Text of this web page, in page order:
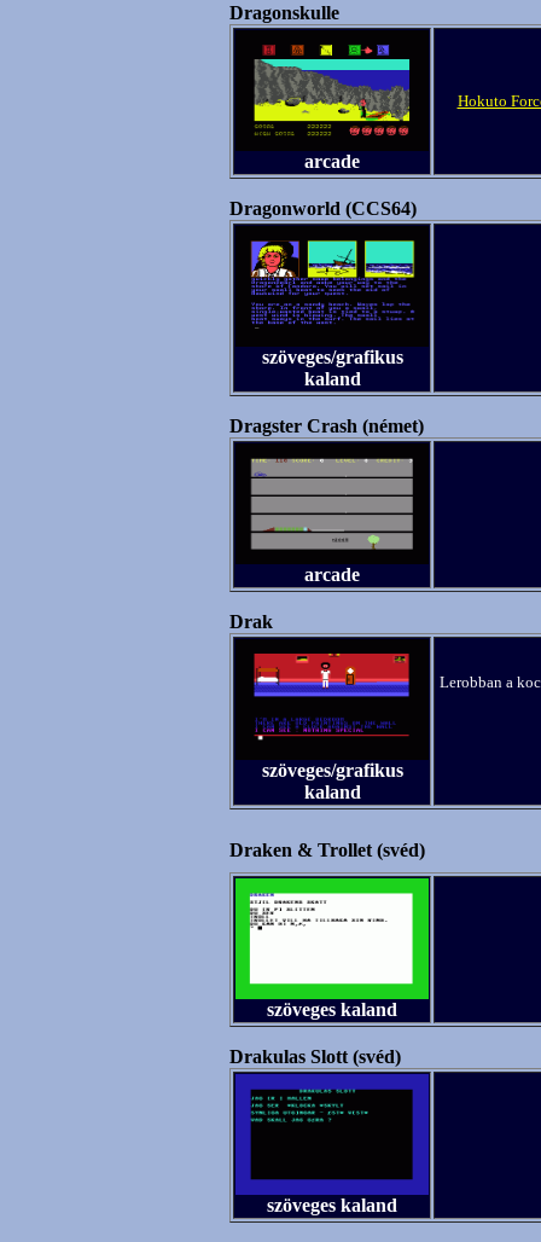
Dragonskulle
arcade
Hokuto
Dragonworld (CCS64)
szöveges/grafikus
kaland
Dragster Crash (német)
arcade
Drak
szöveges/grafikus
kaland
Lerobban a
Draken & Trollet (svéd)
szöveges kaland
Drakulas Slott (svéd)
szöveges kaland